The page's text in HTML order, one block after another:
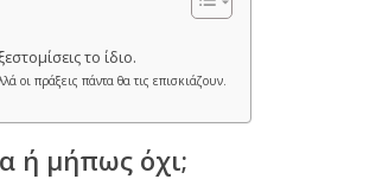
το ίδιο.
οι πράξεις πάντα θα τις επισκιάζουν.
ή μήπως όχι;